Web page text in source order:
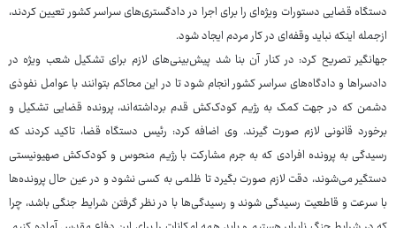
دستگاه قضایی دستورات ویژه‌ای را برای اجرا در دادگستری‌های سراسر کشور تعیین کردند،
ازجمله اینکه نباید وقفه‌ای در کار مردم ایجاد شود.
جهانگیر تصریح کرد: در کنار آن بنا شد پیش‌بینی‌های لازم برای تشکیل شعب ویژه در
دادسراها و دادگاه‌های سراسر کشور انجام شود تا در این محاکم بتوانند با عوامل نفوذی
دشمن که در جهت کمک به رژیم کودک‌کش قدم برداشته‌اند، پرونده قضایی تشکیل و
برخورد قانونی لازم صورت گیرند. وی اضافه کرد: رئیس دستگاه قضا، تاکید کردند که
رسیدگی به پرونده افرادی که به جرم مشارکت با رژیم منحوس و کودک‌کش صهیونیستی
دستگیر می‌شوند، دقت لازم صورت بگیرد تا ظلمی به کسی نشود و در عین حال پرونده‌ها
با سرعت و قاطعیت رسیدگی شوند و رسیدگی‌ها با در نظر گرفتن شرایط جنگی باشد، چرا